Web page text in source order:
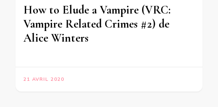
How to Elude a Vampire (VRC:
Vampire Related Crimes #2) de
Alice Winters
21 AVRIL 2020